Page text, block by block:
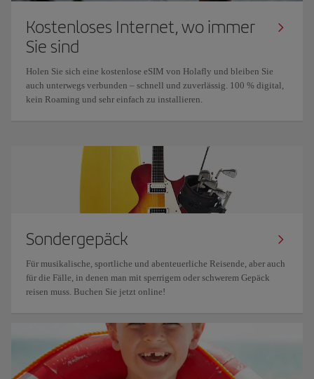
Kostenloses Internet, wo immer
Sie sind
Holen Sie sich eine kostenlose eSIM von Holafly und bleiben Sie
auch unterwegs verbunden – schnell und zuverlässig. 100 % digital,
kein Roaming und sehr einfach zu installieren.
Sondergepäck
Für musikalische, sportliche und abenteuerliche Reisende, aber auch
für die Fälle, in denen man mit sperrigem oder schwerem Gepäck
reisen muss. Buchen Sie jetzt online!